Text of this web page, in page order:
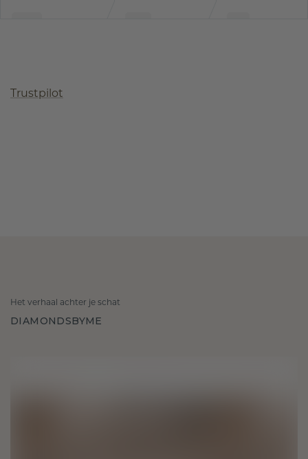
Trustpilot
Het verhaal achter je schat
DIAMONDSBYME